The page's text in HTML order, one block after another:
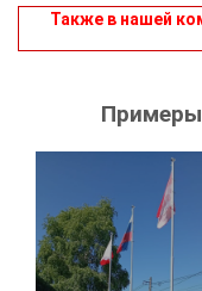
Также в нашей